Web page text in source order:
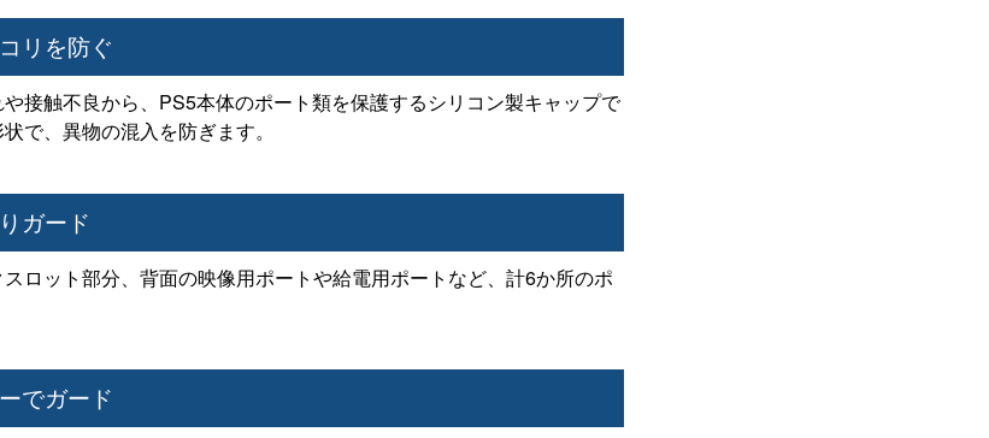
リを防ぐ
接触不良から、PS5本体のポート類を保護するシリコン製キャップで
で、異物の混入を防ぎます。
ガード
ロット部分、背面の映像用ポートや給電用ポートなど、計6か所のポ
でガード